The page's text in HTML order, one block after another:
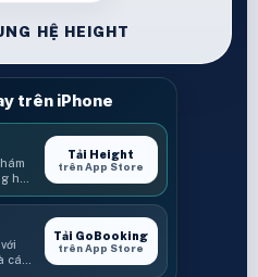
HỆ HEIGHT
trên iPhone
hệ
Tải Height
trên App Store
các
Tải GoBooking
trên App Store